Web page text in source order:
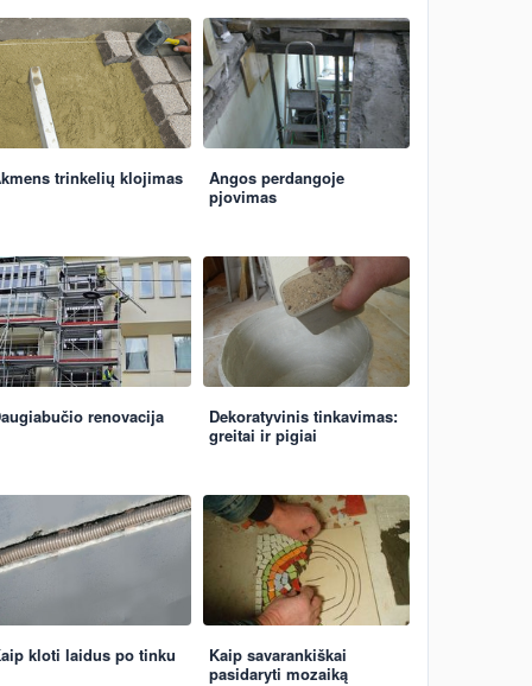
trinkelių klojimas
Angos perdangoje
pjovimas
renovacija
Dekoratyvinis tinkavimas:
greitai ir pigiai
kloti laidus po tinku
Kaip savarankiškai
pasidaryti mozaiką